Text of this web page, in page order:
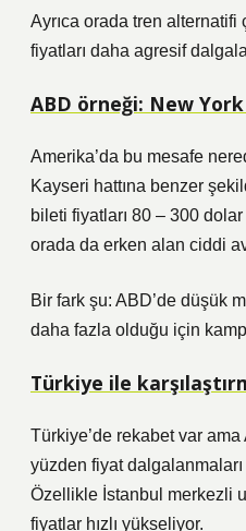
Ayrıca orada tren
fiyatları daha agresif
ABD örneği: New
Amerika’da bu mesafe
Kayseri hattına benzer
bileti fiyatları 80 – 300
orada da erken alan ciddi
Bir fark şu: ABD’de düşük
daha fazla olduğu için
Türkiye ile
Türkiye’de rekabet var
yüzden fiyat
Özellikle İstanbul merkezli
fiyatlar hızlı yükseliyor.